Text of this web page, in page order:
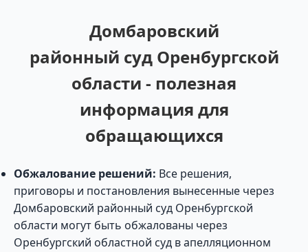
Домбаровский
районный суд Оренбургской
области - полезная
информация для
обращающихся
Обжалование решений: Все решения,
приговоры и постановления вынесенные через
Домбаровский районный суд Оренбургской
области могут быть обжалованы через
Оренбургский областной суд в апелляционном